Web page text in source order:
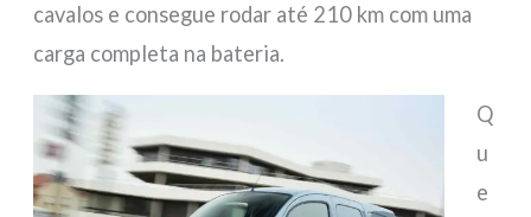
cavalos e consegue rodar até 210 km com uma
carga completa na bateria.
Q
u
e